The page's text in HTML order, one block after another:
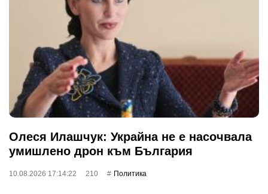
Олеся Илашчук: Украйна не е насочвала
умишлено дрон към България
10.08.2026 17:14:22 210 Политика